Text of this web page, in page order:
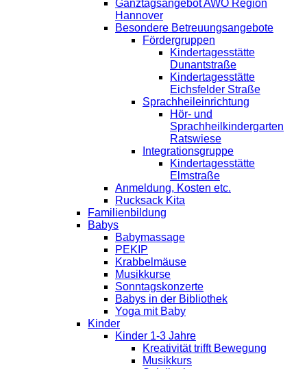
Ganztagsangebot AWO Region
Hannover
Besondere Betreuungsangebote
Fördergruppen
Kindertagesstätte
Dunantstraße
Kindertagesstätte
Eichsfelder Straße
Sprachheileinrichtung
Hör- und
Sprachheilkindergarten
Ratswiese
Integrationsgruppe
Kindertagesstätte
Elmstraße
Anmeldung, Kosten etc.
Rucksack Kita
Familienbildung
Babys
Babymassage
PEKIP
Krabbelmäuse
Musikkurse
Sonntagskonzerte
Babys in der Bibliothek
Yoga mit Baby
Kinder
Kinder 1-3 Jahre
Kreativität trifft Bewegung
Musikkurs